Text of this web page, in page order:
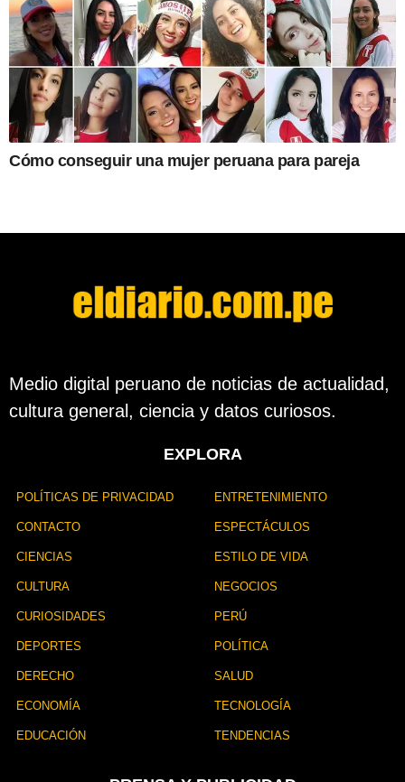
Cómo conseguir una mujer peruana para pareja
Medio digital peruano de noticias de actualidad,
cultura general, ciencia y datos curiosos.
EXPLORA
POLÍTICAS DE PRIVACIDAD
CONTACTO
CIENCIAS
CULTURA
CURIOSIDADES
DEPORTES
DERECHO
ECONOMÍA
EDUCACIÓN
ENTRETENIMIENTO
ESPECTÁCULOS
ESTILO DE VIDA
NEGOCIOS
PERÚ
POLÍTICA
SALUD
TECNOLOGÍA
TENDENCIAS